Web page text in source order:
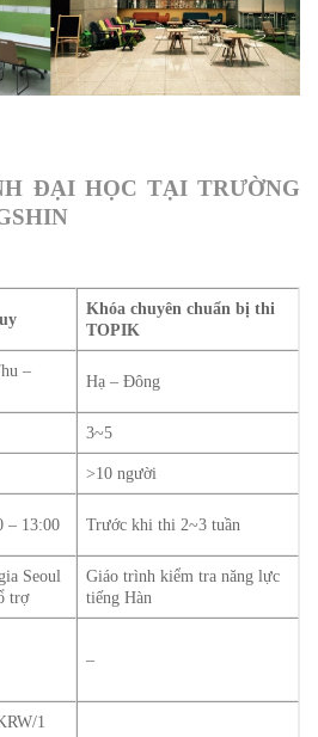
ĐẠI HỌC TẠI TRƯỜNG
Khóa chuyên chuẩn bị thi
TOPIK
–
Hạ – Đông
3~5
>10 người
– 13:00 Trước khi thi 2~3 tuần
Seoul
trợ
Giáo trình kiểm tra năng lực
tiếng Hàn
–
1